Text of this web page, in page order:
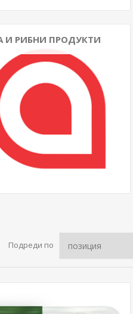
И РИБНИ ПРОДУКТИ
Подреди по